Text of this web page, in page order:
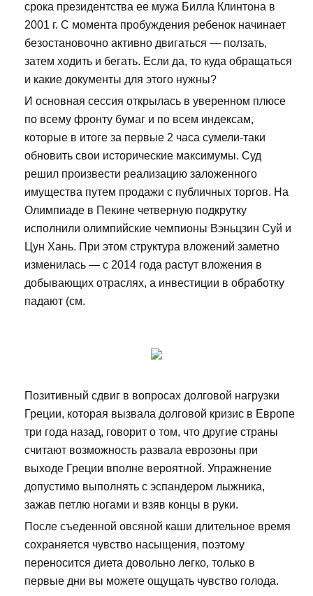
срока президентства ее мужа Билла Клинтона в
2001 г. С момента пробуждения ребенок начинает
безостановочно активно двигаться — ползать,
затем ходить и бегать. Если да, то куда обращаться
и какие документы для этого нужны?
И основная сессия открылась в уверенном плюсе
по всему фронту бумаг и по всем индексам,
которые в итоге за первые 2 часа сумели-таки
обновить свои исторические максимумы. Суд
решил произвести реализацию заложенного
имущества путем продажи с публичных торгов. На
Олимпиаде в Пекине четверную подкрутку
исполнили олимпийские чемпионы Вэньцзин Суй и
Цун Хань. При этом структура вложений заметно
изменилась — с 2014 года растут вложения в
добывающих отраслях, а инвестиции в обработку
падают (см.
Позитивный сдвиг в вопросах долговой нагрузки
Греции, которая вызвала долговой кризис в Европе
три года назад, говорит о том, что другие страны
считают возможность развала еврозоны при
выходе Греции вполне вероятной. Упражнение
допустимо выполнять с эспандером лыжника,
зажав петлю ногами и взяв концы в руки.
После съеденной овсяной каши длительное время
сохраняется чувство насыщения, поэтому
переносится диета довольно легко, только в
первые дни вы можете ощущать чувство голода.